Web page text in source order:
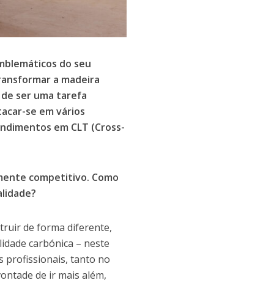
do seu
a madeira
ser uma tarefa
se em vários
em CLT (Cross-
competitivo. Como
de forma diferente,
carbónica – neste
profissionais, tanto no
de ir mais além,